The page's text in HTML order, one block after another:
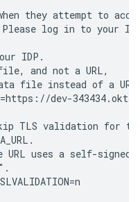
they attempt to
log in to your
file instead of a
dev-